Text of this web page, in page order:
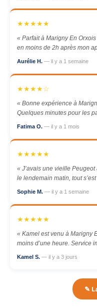
★★★★★
« Parfait à Marigny En
en moins de 2h après mon
Aurélie H. — il y a 1 semaine
★★★★☆
« Bonne expérience à
Quelques minutes pour les
Fatima O. — il y a 1 mois
★★★★★
« J’avais une vieille
le lendemain matin, tout
Sophie M. — il y a 1 semaine
★★★★★
« Kamel est venu à Marigny
moins d’une heure. Service
Kamel S. — il y a 3 jours
✎